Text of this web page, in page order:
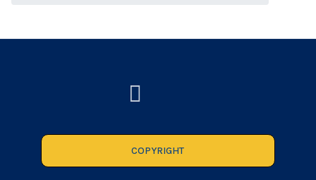
COPYRIGHT